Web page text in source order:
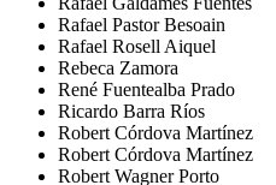
Rafael Pastor Besoain
Rafael Rosell Aiquel
Rebeca Zamora
René Fuentealba Prado
Ricardo Barra Ríos
Robert Córdova Martínez
Robert Córdova Martínez
Robert Wagner Porto